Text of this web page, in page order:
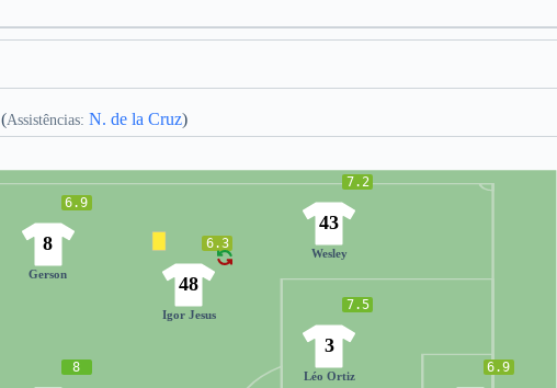
(Assistências: N. de la Cruz)
6.9
7.5
3
Léo Ortiz
7.2
43
Wesley
6.3
48
Igor Jesus
8
6.9
8
Gerson